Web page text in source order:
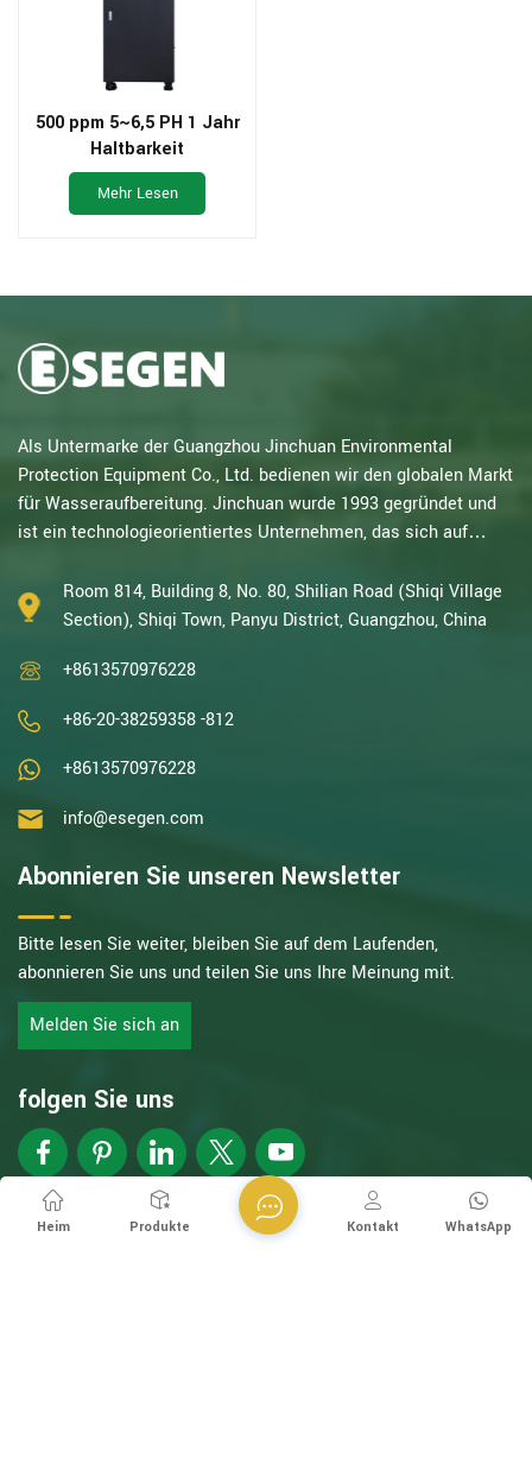
500 ppm 5~6,5 PH 1 Jahr
Haltbarkeit
Hypochloriger
Säuregenerator
Mehr Lesen
Als Untermarke der Guangzhou Jinchuan Environmental
Protection Equipment Co., Ltd. bedienen wir den globalen Markt
für Wasseraufbereitung. Jinchuan wurde 1993 gegründet und
ist ein technologieorientiertes Unternehmen, das sich auf
jahrzehntelanger Erfahrung in katalytischer Oxidation,
Elektrolyse, Desinfektion sowie Forschung und Entwicklung,
Wasseraufbereitungsanlagen gehören wir zu den erfahrenst...
Room 814, Building 8, No. 80, Shilian Road (Shiqi Village
Section), Shiqi Town, Panyu District, Guangzhou, China
+8613570976228
+86-20-38259358 -812
+8613570976228
info@esegen.com
Abonnieren Sie unseren Newsletter
Bitte lesen Sie weiter, bleiben Sie auf dem Laufenden,
abonnieren Sie uns und teilen Sie uns Ihre Meinung mit.
Melden Sie sich an
folgen Sie uns
Copyright @ Esegen (Guangzhou) Technology Co., Ltd Alle
Heim Produkte WhatsApp
Kontakt